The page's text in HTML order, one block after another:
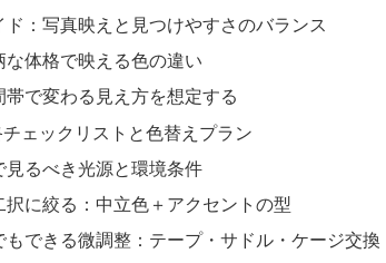
ド：写真映えと見つけやすさのバランス
な体格で映える色の違い
帯で変わる見え方を想定する
ェックリストと色替えプラン
見るべき光源と環境条件
択に絞る：中立色＋アクセントの型
もできる微調整：テープ・サドル・ケージ交換